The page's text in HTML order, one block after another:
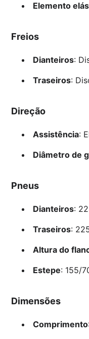
Elemento
Freios
Dianteiros:
Traseiros:
Direção
Assistência:
Diâmetro de
Pneus
Dianteiros:
Traseiros:
Altura do
Estepe: 155/
Dimensões
Comprimento